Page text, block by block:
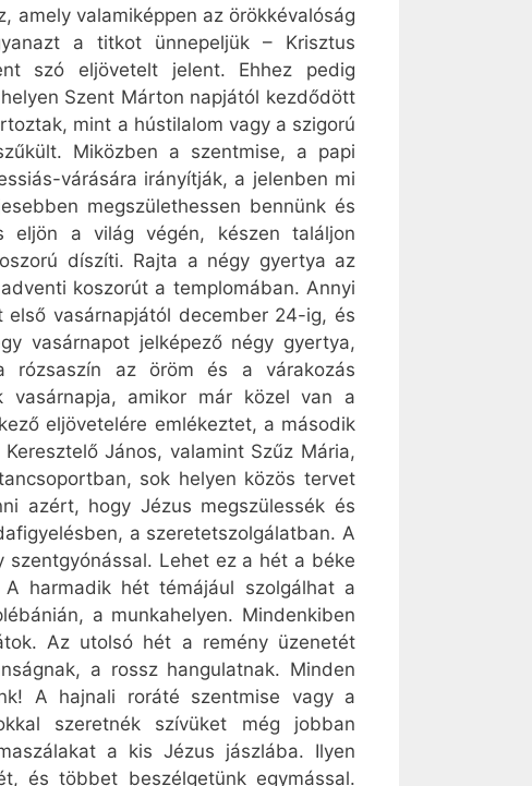
amely valamiképpen az örökkévalóság
a titkot ünnepeljük – Krisztus
szó eljövetelt jelent. Ehhez pedig
Szent Márton napjától kezdődött
mint a hústilalom vagy a szigorú
Miközben a szentmise, a papi
várására irányítják, a jelenben mi
megszülethessen bennünk és
eljön a világ végén, készen találjon
díszíti. Rajta a négy gyertya az
koszorút a templomában. Annyi
vasárnapjától december 24-ig, és
vasárnapot jelképező négy gyertya,
az öröm és a várakozás
vasárnapja, amikor már közel van a
eljövetelére emlékeztet, a második
János, valamint Szűz Mária,
sok helyen közös tervet
azért, hogy Jézus megszülessék és
a szeretetszolgálatban. A
Lehet ez a hét a béke
harmadik hét témájául szolgálhat a
a munkahelyen. Mindenkiben
Az utolsó hét a remény üzenetét
a rossz hangulatnak. Minden
A hajnali roráté szentmise vagy a
szeretnék szívüket még jobban
a kis Jézus jászlába. Ilyen
és többet beszélgetünk egymással.